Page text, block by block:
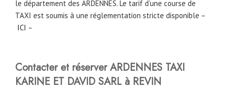
le département des ARDENNES. Le tarif d’une course de
TAXI est soumis à une réglementation stricte disponible –
ICI –
Contacter et réserver ARDENNES TAXI
KARINE ET DAVID SARL à REVIN